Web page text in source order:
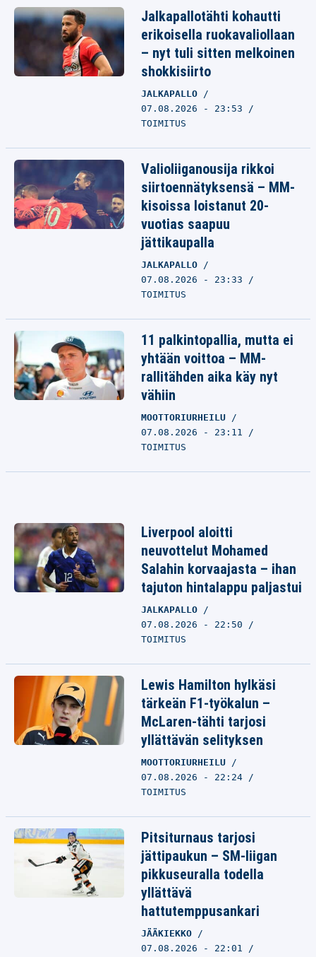
Jalkapallotähti kohautti
erikoisella ruokavaliollaan
– nyt tuli sitten melkoinen
shokkisiirto
JALKAPALLO
07.08.2026 - 23:53
TOIMITUS
Valioliiganousija rikkoi
siirtoennätyksensä – MM-
kisoissa loistanut 20-
vuotias saapuu
jättikaupalla
JALKAPALLO
07.08.2026 - 23:33
TOIMITUS
11 palkintopallia, mutta ei
yhtään voittoa – MM-
rallitähden aika käy nyt
vähiin
MOOTTORIURHEILU
07.08.2026 - 23:11
TOIMITUS
Liverpool aloitti
neuvottelut Mohamed
Salahin korvaajasta – ihan
tajuton hintalappu paljastui
JALKAPALLO
07.08.2026 - 22:50
TOIMITUS
Lewis Hamilton hylkäsi
tärkeän F1-työkalun –
McLaren-tähti tarjosi
yllättävän selityksen
MOOTTORIURHEILU
07.08.2026 - 22:24
TOIMITUS
Pitsiturnaus tarjosi
jättipaukun – SM-liigan
pikkuseuralla todella
yllättävä
hattutemppusankari
JÄÄKIEKKO
07.08.2026 - 22:01